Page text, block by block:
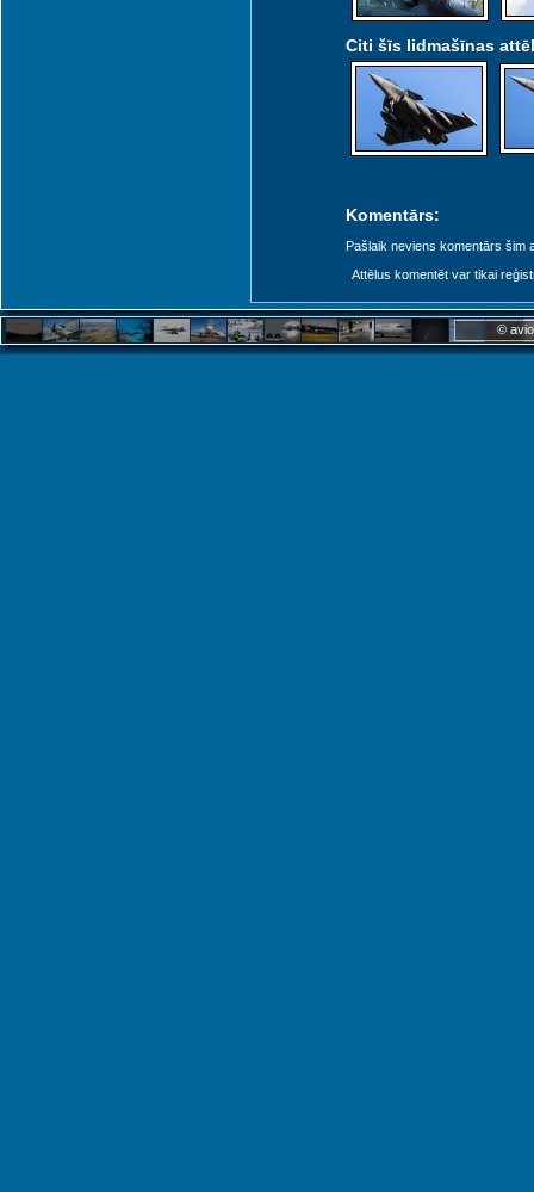
Citi šīs lidmašīnas
Komentārs:
Pašlaik neviens komentārs šim
Attēlus komentēt var tikai
©